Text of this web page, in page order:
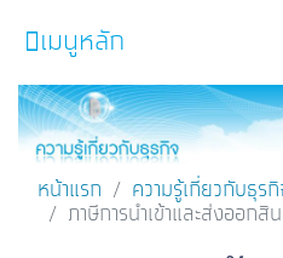
หน้าหลัก
ผลิตภัณฑ์และบริการ
โปรโมชั่น
เมนูหลัก
หน้าแรก ความรู้เกี่ยวกับธุร
ภาษีการนำเข้าและส่งออกสิ